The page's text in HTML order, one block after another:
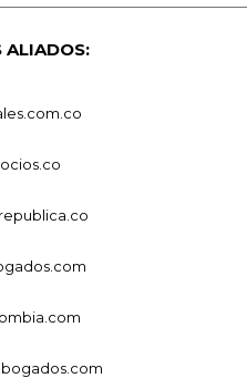
ALIADOS: